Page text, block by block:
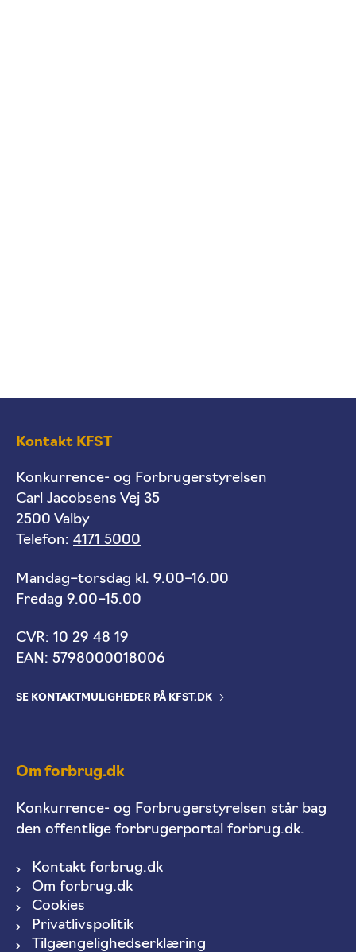
Kontakt KFST
Konkurrence- og Forbrugerstyrelsen
Carl Jacobsens Vej 35
2500 Valby
Telefon: 4171 5000
Mandag–torsdag kl. 9.00–16.00
Fredag 9.00–15.00
CVR: 10 29 48 19
EAN: 5798000018006
SE KONTAKTMULIGHEDER PÅ KFST.DK
Om forbrug.dk
Konkurrence- og Forbrugerstyrelsen står bag
den offentlige forbrugerportal forbrug.dk.
Kontakt forbrug.dk
Om forbrug.dk
Cookies
Privatlivspolitik
Tilgængelighedserklæring